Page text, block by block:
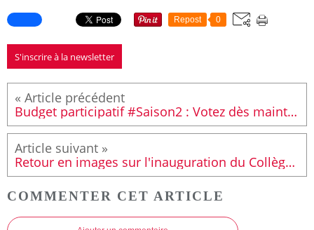
Repost 0
S'inscrire à la newsletter
Budget participatif #Saison2 : Votez dès maintenant pour vos projets préférés !
Retour en images sur l'inauguration du Collège Pierre-Gilles de Gennes
COMMENTER CET ARTICLE